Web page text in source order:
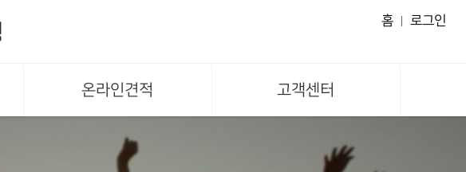
홈 로그인
온라인견적 고객센터